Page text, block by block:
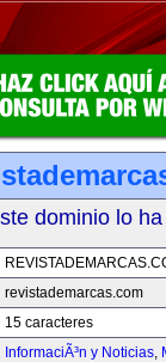
dominio lo
revistademarcas.com
15 caracteres
InformaciÃ³n y Noticias,